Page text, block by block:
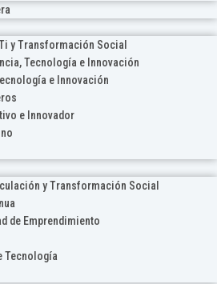
y Transformación Social
Tecnología e Innovación
e Innovación
e Innovador
y Transformación Social
de Emprendimiento
Tecnología